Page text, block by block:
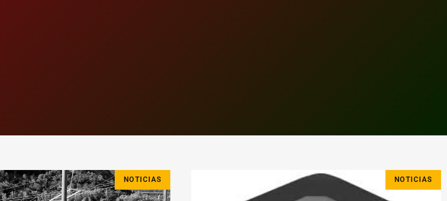
NOTICIAS NOTICIAS